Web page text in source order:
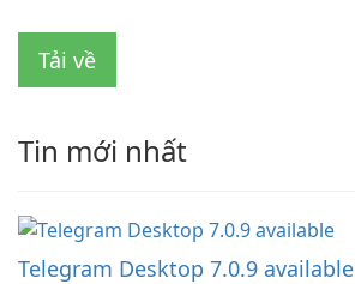
Tải về
Tin mới nhất
Telegram Desktop 7.0.9 available